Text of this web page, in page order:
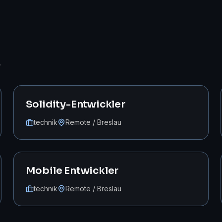
Solidity-Entwickler
technik Remote / Breslau
Mobile Entwickler
technik Remote / Breslau